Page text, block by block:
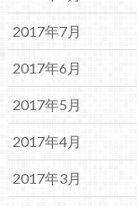
2017年7月
2017年6月
2017年5月
2017年4月
2017年3月